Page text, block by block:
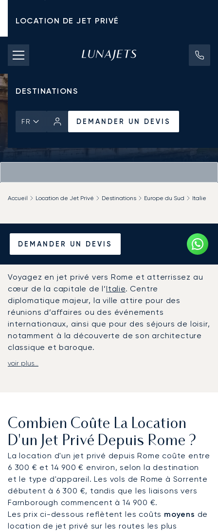
LOCATION DE JET PRIVÉ
TARIFS D'AFFRÈTEMENT
JETS PRIVÉS
DESTINATIONS
FR DEMANDER UN DEVIS
DEMANDER UN DEVIS
Accueil Location de Jet Privé Destinations Europe du Sud Italie
Louer un Jet Privé depuis et
vers Rome
Voyagez en jet privé vers Rome et atterrissez au
cœur de la capitale de l’Italie. Centre
diplomatique majeur, la ville attire pour des
réunions d’affaires ou des événements
internationaux, ainsi que pour des séjours de loisir,
notamment à la découverte de son architecture
classique et baroque.
Votre vol est organisé en fonction de votre emploi
l’aéroport de Rome-Ciampino, principal point
d’accès pour l’aviation privée dans la ville.
LunaJets a été le premier courtier européen en
aviation privée à obtenir la certification ARGUS®.
Depuis et vers Rome, les vols sont organisés selon
des standards élevés, en phase avec les
exigences des déplacements professionnels ou
privés.
voir plus...
Combien Coûte La Location
D'un Jet Privé Depuis Rome ?
La location d'un jet privé depuis Rome coûte entre
6 300 € et 14 900 € environ, selon la destination
et le type d'appareil. Les vols de Rome à Sorrente
débutent à 6 300 €, tandis que les liaisons vers
Farnborough commencent à 14 900 €.
Les prix ci-dessous reflètent les coûts moyens de
location de jet privé sur les routes les plus